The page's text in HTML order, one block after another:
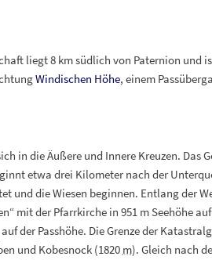
liegt 8 km südlich von Paternion und
Windischen Höhe, einem
in die Äußere und Innere Kreuzen. Das
etwa drei Kilometer nach der
und die Wiesen beginnen. Entlang der
mit der Pfarrkirche in 951 m Seehöhe
der Passhöhe. Die Grenze der
und Kobesnock (1820 m). Gleich nach